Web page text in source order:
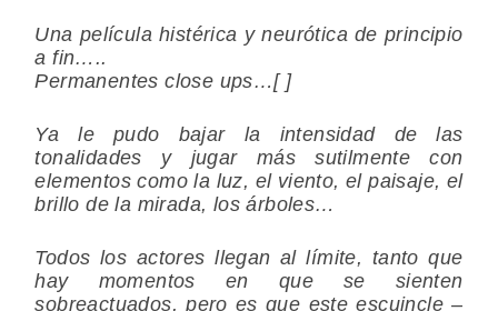
Una película histérica y neurótica de principio
a fin…..
Permanentes close ups…[ ]
Ya le pudo bajar la intensidad de las
tonalidades y jugar más sutilmente con
elementos como la luz, el viento, el paisaje, el
brillo de la mirada, los árboles…
Todos los actores llegan al límite, tanto que
hay momentos en que se sienten
sobreactuados, pero es que este escuincle –